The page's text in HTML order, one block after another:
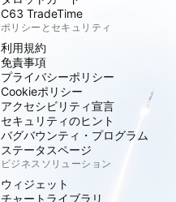
C63 TradeTime
ポリシーとセキュリティ
利用規約
免責事項
プライバシーポリシー
Cookieポリシー
アクセシビリティ宣言
セキュリティのヒント
バグバウンティ・プログラム
ステータスページ
ビジネスソリューション
ウィジェット
チャートライブラリ